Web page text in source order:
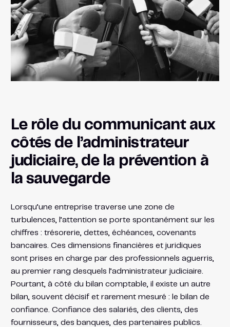
Le rôle du communicant aux
côtés de l’administrateur
judiciaire, de la prévention à
la sauvegarde
Lorsqu’une entreprise traverse une zone de
turbulences, l’attention se porte spontanément sur les
chiffres : trésorerie, dettes, échéances, covenants
bancaires. Ces dimensions financières et juridiques
sont prises en charge par des professionnels aguerris,
au premier rang desquels l’administrateur judiciaire.
Pourtant, à côté du bilan comptable, il existe un autre
bilan, souvent décisif et rarement mesuré : le bilan de
confiance. Confiance des salariés, des clients, des
fournisseurs, des banques, des partenaires publics.